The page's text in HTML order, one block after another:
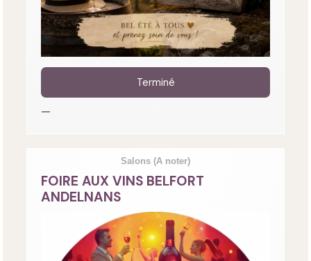
Terminé
—
Salons (A noter)
FOIRE AUX VINS BELFORT
ANDELNANS